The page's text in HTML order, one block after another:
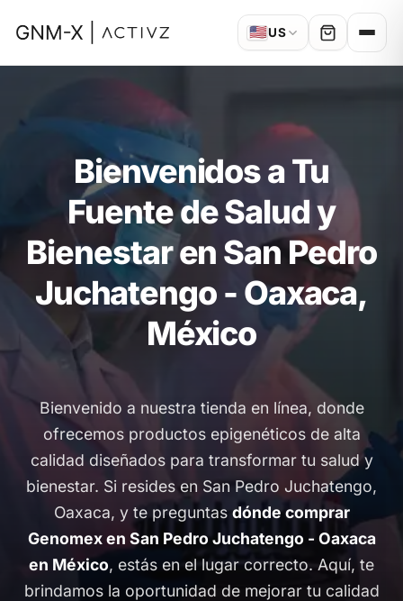
🇺🇸US
Bienvenidos a Tu
Fuente de Salud y
Bienestar en San Pedro
Juchatengo - Oaxaca,
México
Bienvenido a nuestra tienda en línea, donde
ofrecemos productos epigenéticos de alta
calidad diseñados para transformar tu salud y
bienestar. Si resides en San Pedro Juchatengo,
Oaxaca, y te preguntasdónde comprar
Genomex en San Pedro Juchatengo - Oaxaca
en México, estás en el lugar correcto. Aquí, te
brindamos la oportunidad de mejorar tu calidad